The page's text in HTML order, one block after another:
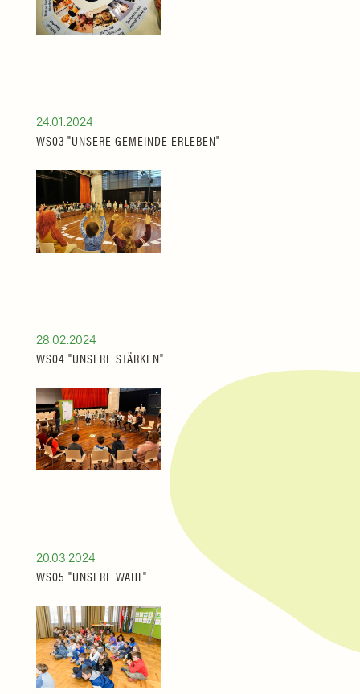
24.01.2024
WS03 "UNSERE GEMEINDE ERLEBEN"
28.02.2024
WS04 "UNSERE STÄRKEN"
20.03.2024
WS05 "UNSERE WAHL"